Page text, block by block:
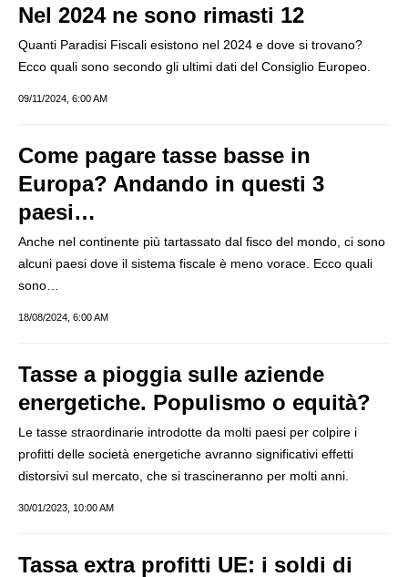
Nel 2024 ne sono rimasti 12
Quanti Paradisi Fiscali esistono nel 2024 e dove si trovano?
Ecco quali sono secondo gli ultimi dati del Consiglio Europeo.
09/11/2024, 6:00 AM
Come pagare tasse basse in
Europa? Andando in questi 3
paesi…
Anche nel continente più tartassato dal fisco del mondo, ci sono
alcuni paesi dove il sistema fiscale è meno vorace. Ecco quali
sono…
18/08/2024, 6:00 AM
Tasse a pioggia sulle aziende
energetiche. Populismo o equità?
Le tasse straordinarie introdotte da molti paesi per colpire i
profitti delle società energetiche avranno significativi effetti
distorsivi sul mercato, che si trascineranno per molti anni.
30/01/2023, 10:00 AM
Tassa extra profitti UE: i soldi di